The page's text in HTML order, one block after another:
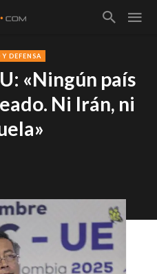
DEFENSA
«Ningún país
Ni Irán, ni